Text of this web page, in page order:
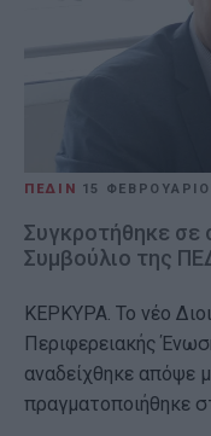
ΠΕΔΙΝ 15
Συγκροτήθηκε σε
Συμβούλιο της
ΚΕΡΚΥΡΑ. Το νέο
Περιφερειακής
αναδείχθηκε απόψε
πραγματοποιήθηκε